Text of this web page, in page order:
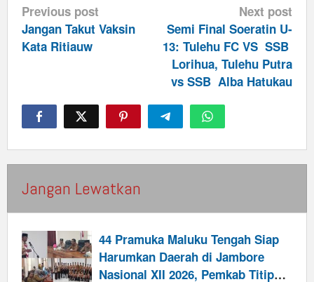
Post
navigation
Previous post
Jangan Takut Vaksin
Kata Ritiauw
Next post
Semi Final Soeratin U-
13: Tulehu FC VS SSB
Lorihua, Tulehu Putra
vs SSB Alba Hatukau
Jangan Lewatkan
44 Pramuka Maluku Tengah Siap
Harumkan Daerah di Jambore
Nasional XII 2026, Pemkab Titip